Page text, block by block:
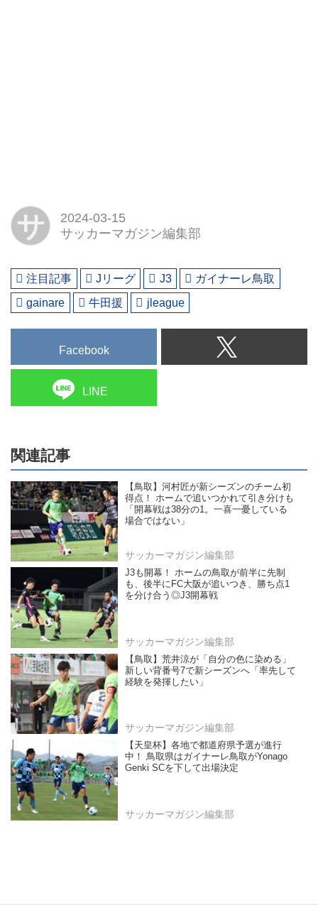
サ
2024-03-15
サッカーマガジン編集部
注目記事 Jリーグ J3
ガイナーレ鳥取
gainare
牛田援 jleague
Facebook
LINE
関連記事
【鳥取】河村匠が新シーズンのチーム初
得点！ ホームで追いつかれて引き分けも
「開幕戦は38分の1。一喜一憂している
場合ではない」
サッカーマガジン編集部
J3も開幕！ ホームの鳥取が前半に先制
も、後半にFC大阪が追いつき、勝ち点1
を分け合う◎J3開幕戦
サッカーマガジン編集部
【鳥取】荒井涼が「自分の色に染める」
新しい背番号7で新シーズンへ「率先して
経験を発揮したい」
サッカーマガジン編集部
【天皇杯】各地で都道府県予選が進行
中！ 鳥取県はガイナーレ鳥取がYonago
Genki SCを下して出場決定
サッカーマガジン編集部